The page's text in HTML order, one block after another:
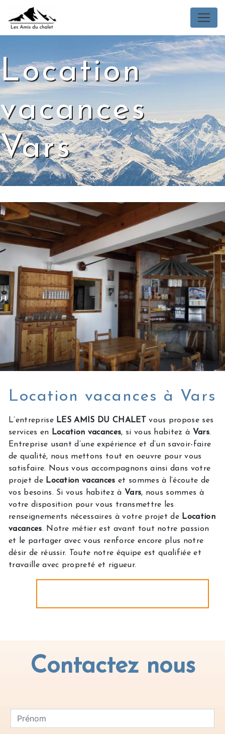
Panneau de gestion des cookies
Location
vacances
Vars
Location vacances à Vars
L’entreprise LES AMIS DU CHALET
vous propose ses
services en Location vacances, si vous habitez à Vars.
Entreprise usant d’une expérience et d’un savoir-faire
de qualité, nous mettons tout en oeuvre pour vous
satisfaire. Nous vous accompagnons ainsi dans votre
projet de Location vacances et sommes à l’écoute de
vos besoins. Si vous habitez à Vars, nous sommes à
votre disposition pour vous transmettre les
renseignements nécessaires à votre projet de Location
vacances. Notre métier est avant tout notre passion
et le partager avec vous renforce encore plus notre
désir de réussir. Toute notre équipe est qualifiée et
travaille avec propreté et rigueur.
Contactez nous